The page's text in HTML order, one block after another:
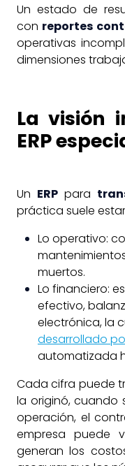
Un estado de
con reportes
operativas
dimensiones
La visión
ERP
Un ERPpara
práctica suele
Lo operativo:
muertos.
Lo financiero:
efectivo,
electrónica, la
desarrollado
automatizada
Cada cifra puede
la originó, cuando
operación, el
empresa puede
generan los